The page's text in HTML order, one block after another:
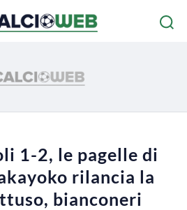
1-2, le pagelle di
rilancia la
bianconeri